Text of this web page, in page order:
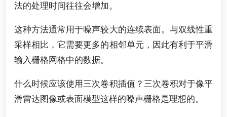
法的处理时间往往会增加。
这种方法通常用于噪声较大的连续表面。与双线性重
采样相比，它需要更多的相邻单元，因此有利于平滑
输入栅格网格中的数据。
什么时候应该使用三次卷积插值？三次卷积对于像平
滑雷达图像或表面模型这样的噪声栅格是理想的。